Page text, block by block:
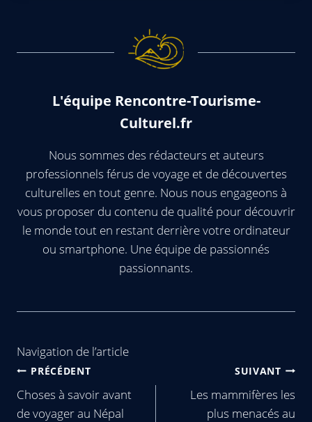
L'équipe Rencontre-Tourisme-
Culturel.fr
Nous sommes des rédacteurs et auteurs
professionnels férus de voyage et de découvertes
culturelles en tout genre. Nous nous engageons à
vous proposer du contenu de qualité pour découvrir
le monde tout en restant derrière votre ordinateur
ou smartphone. Une équipe de passionnés
passionnants.
Navigation de l’article
PRÉCÉDENT
Choses à savoir avant
de voyager au Népal
SUIVANT
Les mammifères les
plus menacés au